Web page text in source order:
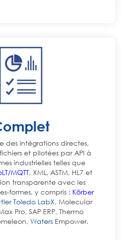
des intégrations directes,
et pilotées par API à
industrielles telles que
MQTT, XML, ASTM, HL7 et
transparente avec les
formes, y compris : Körber
Toledo LabX, Molecular
Pro, SAP ERP, Thermo
WatersEmpower.